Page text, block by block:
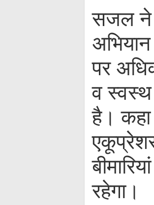
सजल ने
पर
व
है।
रहेगा।